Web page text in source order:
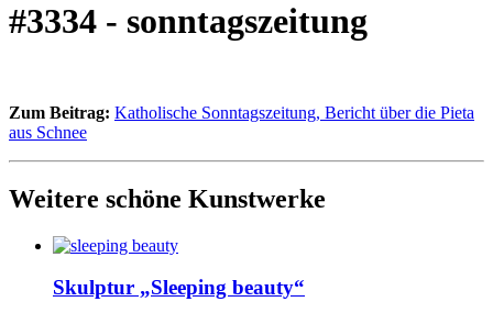
#3334 - sonntagszeitung
Zum Beitrag: Katholische Sonntagszeitung, Bericht über die Pieta
aus Schnee
Weitere schöne Kunstwerke
Skulptur „Sleeping beauty“